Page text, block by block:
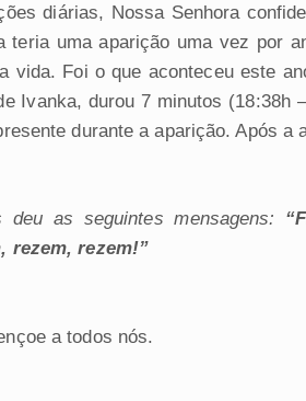
diárias, Nossa Senhora
teria uma aparição uma vez por
vida. Foi o que aconteceu este
Ivanka, durou 7 minutos (18:38h
durante a aparição. Após a
as seguintes mensagens:
rezem, rezem!”
a todos nós.